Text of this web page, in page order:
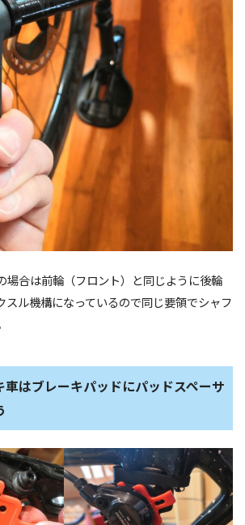
場合は前輪（フロント）と同じように後輪
スル機構になっているので同じ要領でシャフ
車はブレーキパッドにパッドスペーサ